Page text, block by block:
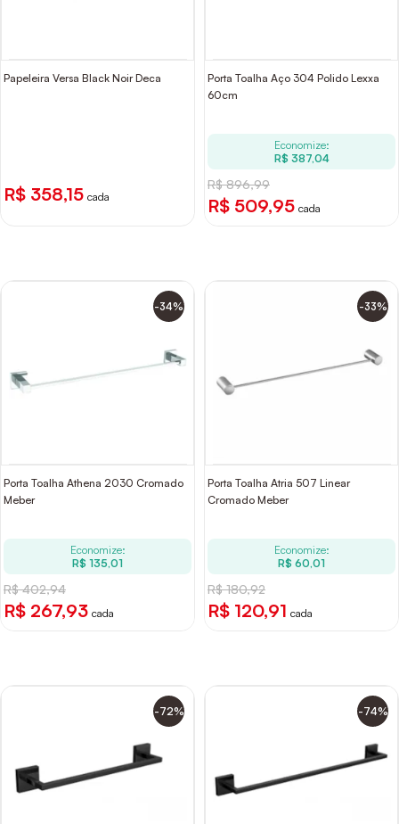
Papeleira Versa Black Noir Deca
R$ 358,15 cada
Porta Toalha Aço 304 Polido Lexxa
60cm
Economize:
R$ 387,04
R$ 896,99
R$ 509,95 cada
-34%
Porta Toalha Athena 2030 Cromado
Meber
Economize:
R$ 135,01
R$ 402,94
R$ 267,93 cada
-33%
Porta Toalha Atria 507 Linear
Cromado Meber
Economize:
R$ 60,01
R$ 180,92
R$ 120,91 cada
-72% -74%